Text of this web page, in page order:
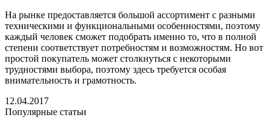
На рынке предоставляется большой ассортимент с разными
техническими и функциональными особенностями, поэтому
каждый человек сможет подобрать именно то, что в полной
степени соответствует потребностям и возможностям. Но вот
простой покупатель может столкнуться с некоторыми
трудностями выбора, поэтому здесь требуется особая
внимательность и грамотность.
12.04.2017
Популярные статьи